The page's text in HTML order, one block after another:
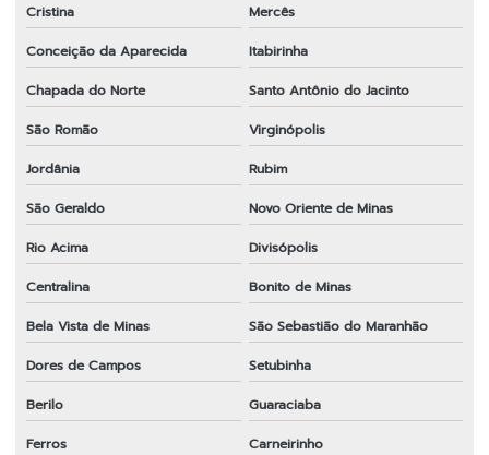
Cristina
Mercês
Conceição da Aparecida
Itabirinha
Chapada do Norte
Santo Antônio do Jacinto
São Romão
Virginópolis
Jordânia
Rubim
São Geraldo
Novo Oriente de Minas
Rio Acima
Divisópolis
Centralina
Bonito de Minas
Bela Vista de Minas
São Sebastião do Maranhão
Dores de Campos
Setubinha
Berilo
Guaraciaba
Ferros
Carneirinho